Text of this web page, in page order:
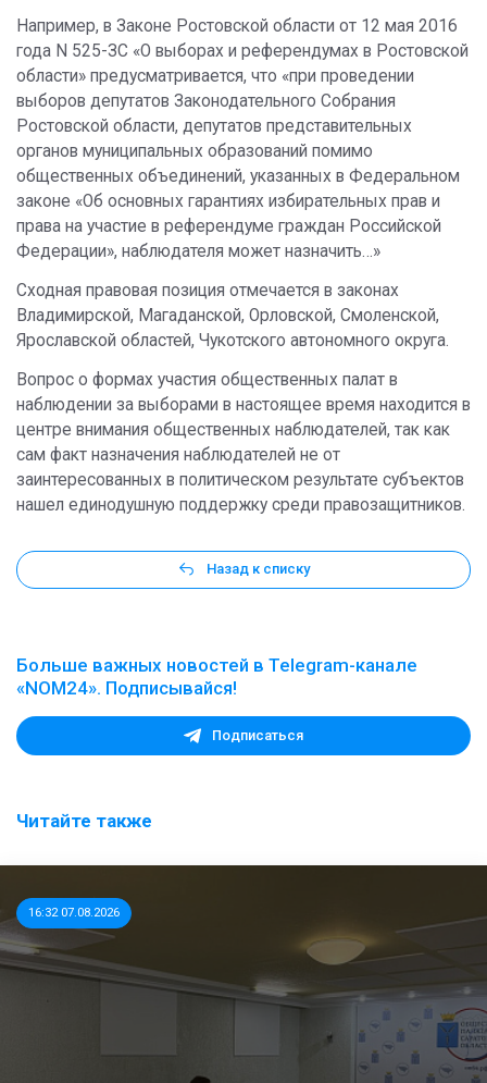
Например, в Законе Ростовской области от 12 мая 2016
года N 525-ЗС «О выборах и референдумах в Ростовской
области» предусматривается, что «при проведении
выборов депутатов Законодательного Собрания
Ростовской области, депутатов представительных
органов муниципальных образований помимо
общественных объединений, указанных в Федеральном
законе «Об основных гарантиях избирательных прав и
права на участие в референдуме граждан Российской
Федерации», наблюдателя может назначить…»
Сходная правовая позиция отмечается в законах
Владимирской, Магаданской, Орловской, Смоленской,
Ярославской областей, Чукотского автономного округа.
Вопрос о формах участия общественных палат в
наблюдении за выборами в настоящее время находится в
центре внимания общественных наблюдателей, так как
сам факт назначения наблюдателей не от
заинтересованных в политическом результате субъектов
нашел единодушную поддержку среди правозащитников.
Назад к списку
Больше важных новостей в Telegram-канале
«NOM24». Подписывайся!
Подписаться
Читайте также
16:32 07.08.2026